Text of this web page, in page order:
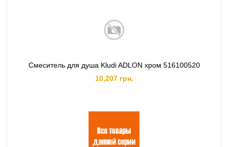
Смеситель для душа Kludi ADLON хром 516100520
10,207 грн.